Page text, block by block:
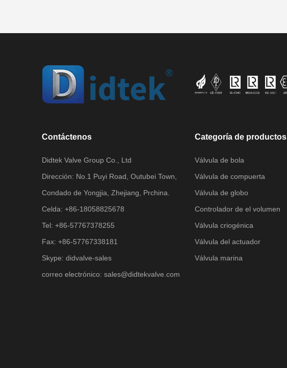
Contáctenos
Didtek Valve Group Co., Ltd
Dirección: No.1 Puyi Road, Outubei Town,
Condado de Yongjia, Zhejiang, Prchina.
Celda: +86-18058825678
Tel: +86-57767378255
Fax: +86-57767338181
Skype: didvalve-sales
correo electrónico: sales@didtekvalve.com
Categoría de productos
Válvula de bola
Válvula de compuerta
Válvula de globo
Controlador de el volumen
Válvula criogénica
Válvula del actuador
Válvula marina